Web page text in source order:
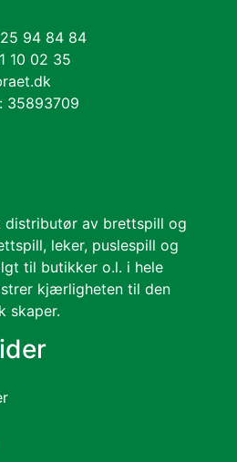
94 84 84
10 02 35
35893709
av brettspill og
leker, puslespill og
til butikker o.l. i hele
kjærligheten til den
skaper.